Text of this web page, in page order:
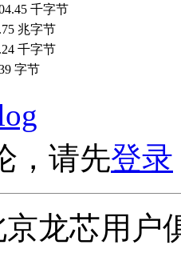
千字节
兆字节
千字节
字节
，请先登录
京龙芯用户